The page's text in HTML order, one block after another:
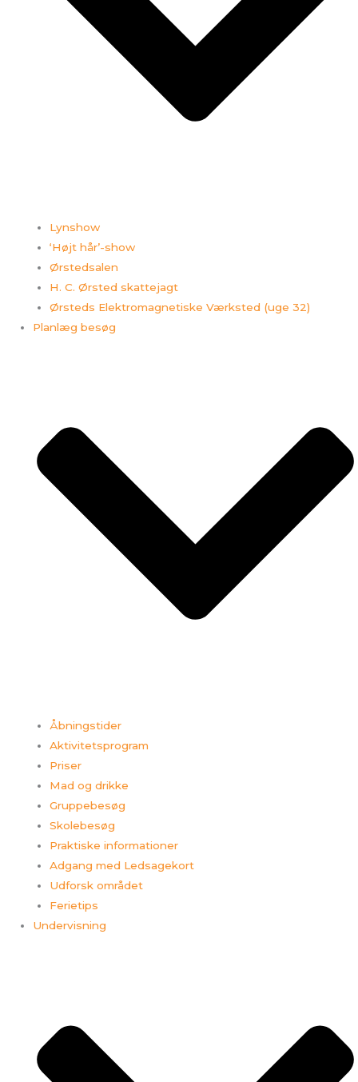
Lynshow
‘Højt hår’-show
Ørstedsalen
H. C. Ørsted skattejagt
Ørsteds Elektromagnetiske Værksted (uge 32)
Planlæg besøg
Åbningstider
Aktivitetsprogram
Priser
Mad og drikke
Gruppebesøg
Skolebesøg
Praktiske informationer
Adgang med Ledsagekort
Udforsk området
Ferietips​
Undervisning